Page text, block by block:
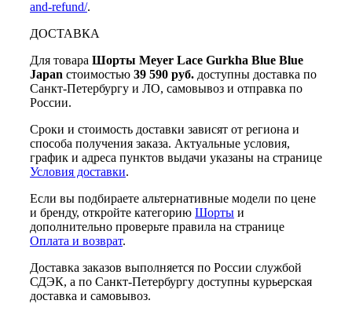
and-refund/.
ДОСТАВКА
Для товара Шорты Meyer Lace Gurkha Blue Blue
Japan стоимостью 39 590 руб. доступны доставка по
Санкт-Петербургу и ЛО, самовывоз и отправка по
России.
Сроки и стоимость доставки зависят от региона и
способа получения заказа. Актуальные условия,
график и адреса пунктов выдачи указаны на странице
Условия доставки.
Если вы подбираете альтернативные модели по цене
и бренду, откройте категорию Шорты и
дополнительно проверьте правила на странице
Оплата и возврат.
Доставка заказов выполняется по России службой
СДЭК, а по Санкт-Петербургу доступны курьерская
доставка и самовывоз.